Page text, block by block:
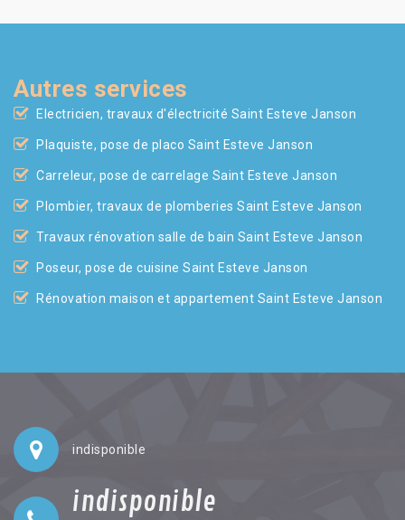
Autres services
Electricien, travaux d'électricité Saint Esteve Janson
Plaquiste, pose de placo Saint Esteve Janson
Carreleur, pose de carrelage Saint Esteve Janson
Plombier, travaux de plomberies Saint Esteve Janson
Travaux rénovation salle de bain Saint Esteve Janson
Poseur, pose de cuisine Saint Esteve Janson
Rénovation maison et appartement Saint Esteve Janson
indisponible
indisponible